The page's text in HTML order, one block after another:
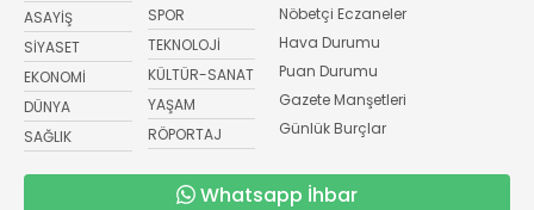
ASAYİŞ
SİYASET
EKONOMİ
DÜNYA
SAĞLIK
SPOR
TEKNOLOJİ
KÜLTÜR-SANAT
YAŞAM
RÖPORTAJ
Nöbetçi Eczaneler
Hava Durumu
Puan Durumu
Gazete Manşetleri
Günlük Burçlar
Whatsapp İhbar